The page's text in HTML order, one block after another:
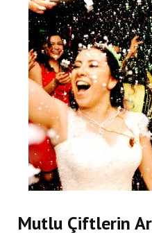
Mutlu Çiftlerin